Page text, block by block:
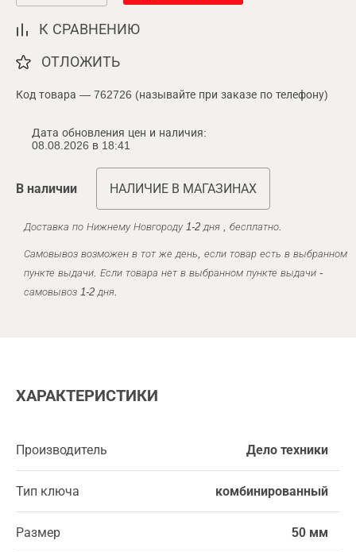
К СРАВНЕНИЮ
ОТЛОЖИТЬ
Код товара — 762726 (называйте при заказе по телефону)
Дата обновления цен и наличия:
08.08.2026 в 18:41
В наличии НАЛИЧИЕ В МАГАЗИНАХ
Доставка по Нижнему Новгороду 1-2 дня , бесплатно.
Самовывоз возможен в тот же день, если товар есть в выбранном
пункте выдачи. Если товара нет в выбранном пункте выдачи -
самовывоз 1-2 дня.
ХАРАКТЕРИСТИКИ
Производитель Дело техники
Тип ключа комбинированный
Размер 50 мм